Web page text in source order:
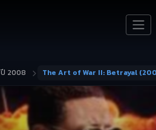
ปี 2008